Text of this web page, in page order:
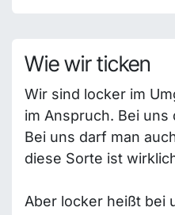
Wie wir ticken
Wir sind locker im
im Anspruch. Bei
Bei uns darf man
diese Sorte ist
Aber locker heißt bei